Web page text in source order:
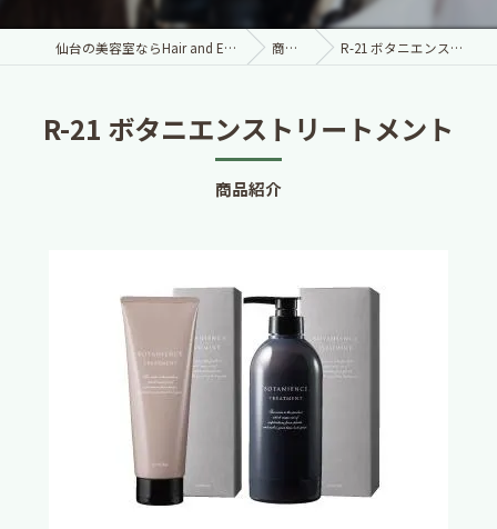
仙台の美容室ならHair and Eyelash Cloud Nine 商品紹介 R-21 ボタニエンストリートメント
商品紹介
R-21 ボタニエンストリートメント